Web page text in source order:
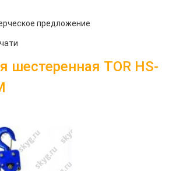
предложение
шестеренная TOR HS-